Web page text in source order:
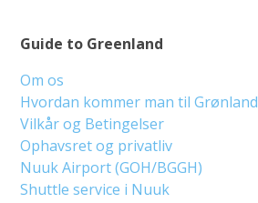
Guide to Greenland
Om os
Hvordan kommer man til Grønland
Vilkår og Betingelser
Ophavsret og privatliv
Nuuk Airport (GOH/BGGH)
Shuttle service i Nuuk